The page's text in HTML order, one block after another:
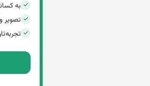
به
تصویر